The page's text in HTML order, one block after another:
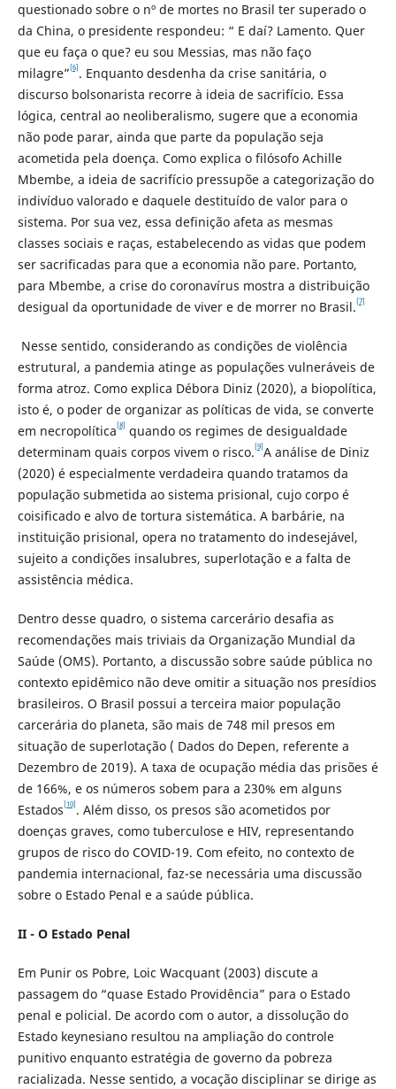
questionado sobre o nº de mortes no Brasil ter superado o
da China, o presidente respondeu: “ E daí? Lamento. Quer
que eu faça o que? eu sou Messias, mas não faço
milagre” [6] . Enquanto desdenha da crise sanitária, o
discurso bolsonarista recorre à ideia de sacrifício. Essa
lógica, central ao neoliberalismo, sugere que a economia
não pode parar, ainda que parte da população seja
acometida pela doença. Como explica o filósofo Achille
Mbembe, a ideia de sacrifício pressupõe a categorização do
indivíduo valorado e daquele destituído de valor para o
sistema. Por sua vez, essa definição afeta as mesmas
classes sociais e raças, estabelecendo as vidas que podem
ser sacrificadas para que a economia não pare. Portanto,
para Mbembe, a crise do coronavírus mostra a distribuição
desigual da oportunidade de viver e de morrer no Brasil. [7]
Nesse sentido, considerando as condições de violência
estrutural, a pandemia atinge as populações vulneráveis de
forma atroz. Como explica Débora Diniz (2020), a biopolítica,
isto é, o poder de organizar as políticas de vida, se converte
em necropolítica [8] quando os regimes de desigualdade
determinam quais corpos vivem o risco. [9] A análise de Diniz
(2020) é especialmente verdadeira quando tratamos da
população submetida ao sistema prisional, cujo corpo é
coisificado e alvo de tortura sistemática. A barbárie, na
instituição prisional, opera no tratamento do indesejável,
sujeito a condições insalubres, superlotação e a falta de
assistência médica.
Dentro desse quadro, o sistema carcerário desafia as
recomendações mais triviais da Organização Mundial da
Saúde (OMS). Portanto, a discussão sobre saúde pública no
contexto epidêmico não deve omitir a situação nos presídios
brasileiros. O Brasil possui a terceira maior população
carcerária do planeta, são mais de 748 mil presos em
situação de superlotação ( Dados do Depen, referente a
Dezembro de 2019). A taxa de ocupação média das prisões é
de 166%, e os números sobem para a 230% em alguns
Estados [10] . Além disso, os presos são acometidos por
doenças graves, como tuberculose e HIV, representando
grupos de risco do COVID-19. Com efeito, no contexto de
pandemia internacional, faz-se necessária uma discussão
sobre o Estado Penal e a saúde pública.
II - O Estado Penal
Em Punir os Pobre, Loic Wacquant (2003) discute a
passagem do “quase Estado Providência” para o Estado
penal e policial. De acordo com o autor, a dissolução do
Estado keynesiano resultou na ampliação do controle
punitivo enquanto estratégia de governo da pobreza
racializada. Nesse sentido, a vocação disciplinar se dirige as